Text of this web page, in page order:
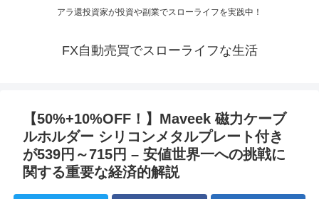
アラ還投資家が投資や副業でスローライフを実践中！
FX自動売買でスローライフな生活
【50%+10%OFF！】Maveek 磁力ケーブ
ルホルダー シリコンメタルプレート付き
が539円～715円 – 安値世界一への挑戦に
関する重要な経済的解説